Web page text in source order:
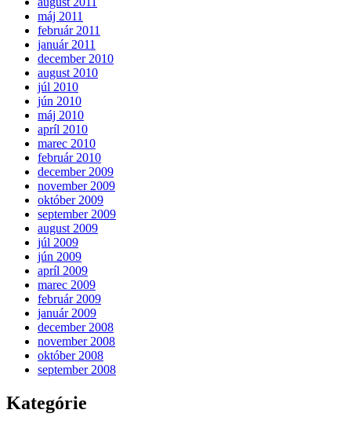
máj 2011
február 2011
január 2011
december 2010
august 2010
júl 2010
jún 2010
máj 2010
apríl 2010
marec 2010
február 2010
december 2009
november 2009
október 2009
september 2009
august 2009
júl 2009
jún 2009
apríl 2009
marec 2009
február 2009
január 2009
december 2008
november 2008
október 2008
september 2008
Kategórie